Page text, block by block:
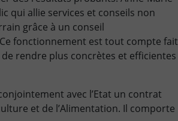
qui allie services et conseils non
grâce à un conseil
fonctionnement est tout compte fait
rendre plus concrètes et efficientes
avec l’Etat un contrat
et de l’Alimentation. Il comporte